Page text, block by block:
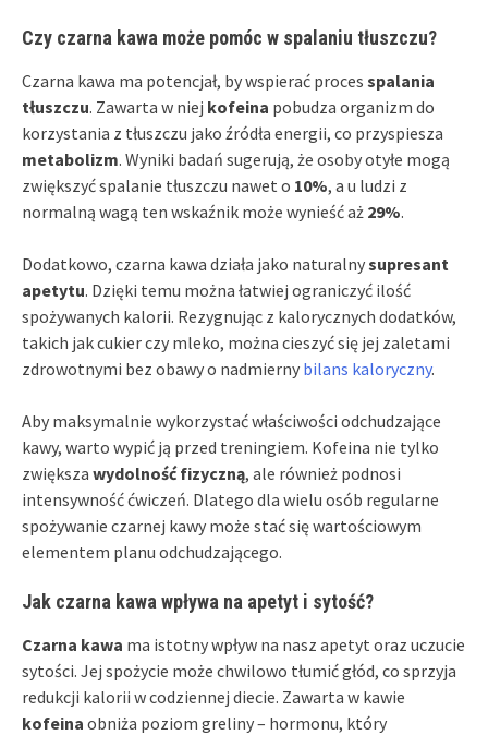
Czy czarna kawa może pomóc w spalaniu tłuszczu?
Czarna kawa ma potencjał, by wspierać proces spalania
tłuszczu. Zawarta w niej kofeina pobudza organizm do
korzystania z tłuszczu jako źródła energii, co przyspiesza
metabolizm. Wyniki badań sugerują, że osoby otyłe mogą
zwiększyć spalanie tłuszczu nawet o 10%, a u ludzi z
normalną wagą ten wskaźnik może wynieść aż 29%.
Dodatkowo, czarna kawa działa jako naturalnysupresant
apetytu. Dzięki temu można łatwiej ograniczyć ilość
spożywanych kalorii. Rezygnując z kalorycznych dodatków,
takich jak cukier czy mleko, można cieszyć się jej zaletami
zdrowotnymi bez obawy o nadmierny bilans kaloryczny.
Aby maksymalnie wykorzystać właściwości odchudzające
kawy, warto wypić ją przed treningiem. Kofeina nie tylko
zwiększa wydolność fizyczną, ale również podnosi
intensywność ćwiczeń. Dlatego dla wielu osób regularne
spożywanie czarnej kawy może stać się wartościowym
elementem planu odchudzającego.
Jak czarna kawa wpływa na apetyt i sytość?
Czarna kawa ma istotny wpływ na nasz apetyt oraz uczucie
sytości. Jej spożycie może chwilowo tłumić głód, co sprzyja
redukcji kalorii w codziennej diecie. Zawarta w kawie
kofeina obniża poziom greliny – hormonu, który